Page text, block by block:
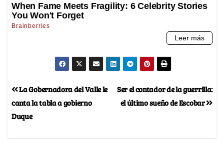
Ser el contador de la guerrilla:
el último sueño de Escobar
La Gobernadora del Valle le
canta la tabla a gobierno
Duque